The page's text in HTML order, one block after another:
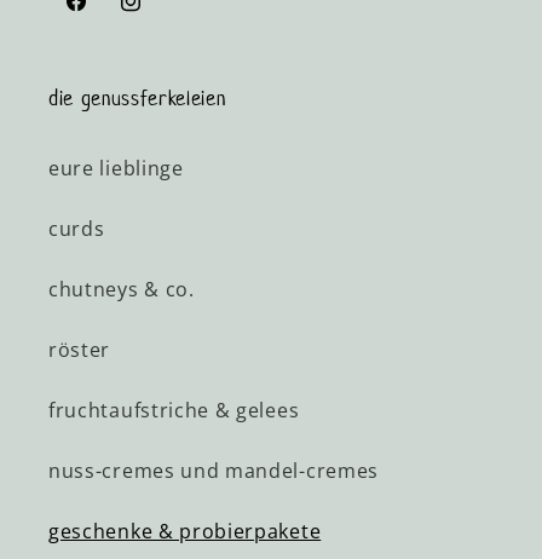
FacebookInstagram
die genussferkeleien
eure lieblinge
curds
chutneys & co.
röster
fruchtaufstriche & gelees
nuss-cremes und mandel-cremes
geschenke & probierpakete